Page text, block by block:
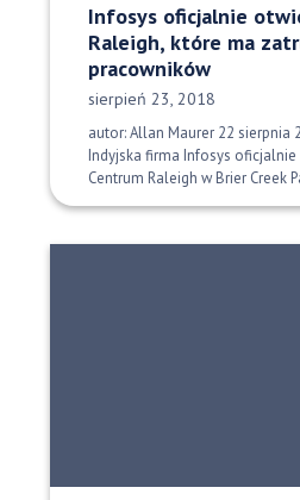
Infosys oficjalnie
Raleigh, które ma
pracowników
Data opublikowania:
sierpień 23, 2018
autor: Allan Maurer 22 sierpnia
Indyjska firma Infosys oficjalnie
Centrum Raleigh w Brier Creek